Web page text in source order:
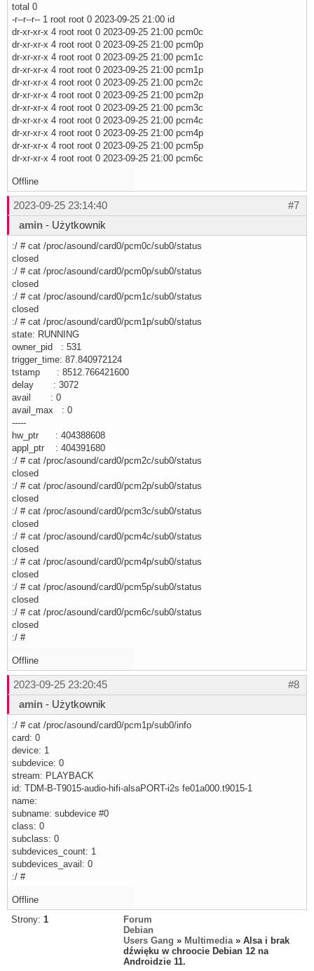
total 0
-r--r--r-- 1 root root 0 2023-09-25 21:00 id
dr-xr-xr-x 4 root root 0 2023-09-25 21:00 pcm0c
dr-xr-xr-x 4 root root 0 2023-09-25 21:00 pcm0p
dr-xr-xr-x 4 root root 0 2023-09-25 21:00 pcm1c
dr-xr-xr-x 4 root root 0 2023-09-25 21:00 pcm1p
dr-xr-xr-x 4 root root 0 2023-09-25 21:00 pcm2c
dr-xr-xr-x 4 root root 0 2023-09-25 21:00 pcm2p
dr-xr-xr-x 4 root root 0 2023-09-25 21:00 pcm3c
dr-xr-xr-x 4 root root 0 2023-09-25 21:00 pcm4c
dr-xr-xr-x 4 root root 0 2023-09-25 21:00 pcm4p
dr-xr-xr-x 4 root root 0 2023-09-25 21:00 pcm5p
dr-xr-xr-x 4 root root 0 2023-09-25 21:00 pcm6c
Offline
#7
2023-09-25 23:14:40
amin - Użytkownik
:/ # cat /proc/asound/card0/pcm0c/sub0/status
closed
:/ # cat /proc/asound/card0/pcm0p/sub0/status
closed
:/ # cat /proc/asound/card0/pcm1c/sub0/status
closed
:/ # cat /proc/asound/card0/pcm1p/sub0/status
state: RUNNING
owner_pid : 531
trigger_time: 87.840972124
tstamp : 8512.766421600
delay : 3072
avail : 0
avail_max : 0
-----
hw_ptr : 404388608
appl_ptr : 404391680
:/ # cat /proc/asound/card0/pcm2c/sub0/status
closed
:/ # cat /proc/asound/card0/pcm2p/sub0/status
closed
:/ # cat /proc/asound/card0/pcm3c/sub0/status
closed
:/ # cat /proc/asound/card0/pcm4c/sub0/status
closed
:/ # cat /proc/asound/card0/pcm4p/sub0/status
closed
:/ # cat /proc/asound/card0/pcm5p/sub0/status
closed
:/ # cat /proc/asound/card0/pcm6c/sub0/status
closed
:/ #
Offline
#8
2023-09-25 23:20:45
amin - Użytkownik
:/ # cat /proc/asound/card0/pcm1p/sub0/info
card: 0
device: 1
subdevice: 0
stream: PLAYBACK
id: TDM-B-T9015-audio-hifi-alsaPORT-i2s fe01a000.t9015-1
name:
subname: subdevice #0
class: 0
subclass: 0
subdevices_count: 1
subdevices_avail: 0
:/ #
Offline
Strony: 1
Forum
Debian
Users Gang » Multimedia » Alsa i brak
dźwięku w chroocie Debian 12 na
Androidzie 11.